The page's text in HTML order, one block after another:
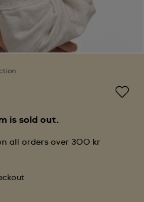
is sold out.
all orders over 300 kr